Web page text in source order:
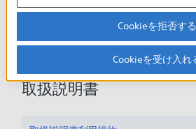
現在、本ページで提供されているアップ
取扱説明書
Cookieを拒否する
Cookieを受け入れ